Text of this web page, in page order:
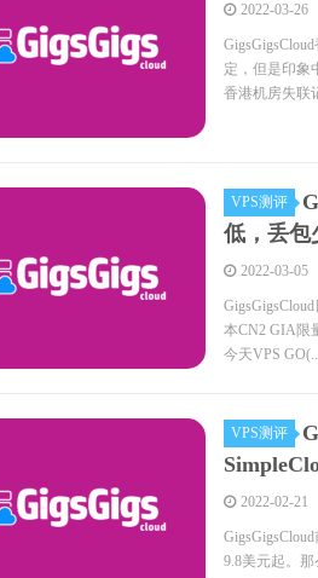
2022-03-26
定，但是印象
香港机房失联
VPS测评
低，丢包
2022-03-05
本CN2 GIA限
今天VPS
VPS测评
2022-02-21
9.8美元起。